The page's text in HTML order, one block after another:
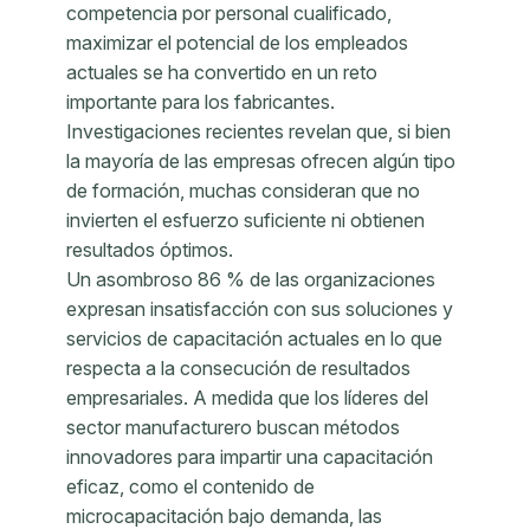
competencia por personal cualificado,
maximizar el potencial de los empleados
actuales se ha convertido en un reto
importante para los fabricantes.
Investigaciones recientes revelan que, si bien
la mayoría de las empresas ofrecen algún tipo
de formación, muchas consideran que no
invierten el esfuerzo suficiente ni obtienen
resultados óptimos.
Un asombroso 86 % de las organizaciones
expresan insatisfacción con sus soluciones y
servicios de capacitación actuales en lo que
respecta a la consecución de resultados
empresariales. A medida que los líderes del
sector manufacturero buscan métodos
innovadores para impartir una capacitación
eficaz, como el contenido de
microcapacitación bajo demanda, las